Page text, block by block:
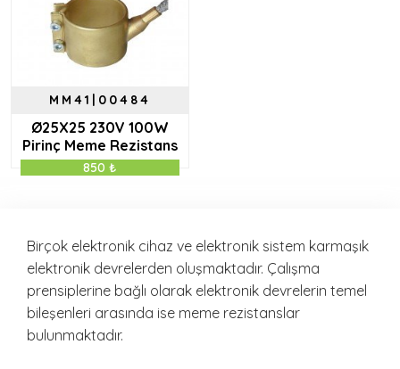
MM41|00484
Ø25X25 230V 100W
Pirinç Meme Rezistans
850 ₺
Birçok elektronik cihaz ve elektronik sistem karmaşık
elektronik devrelerden oluşmaktadır. Çalışma
prensiplerine bağlı olarak elektronik devrelerin temel
bileşenleri arasında ise meme rezistanslar
bulunmaktadır.